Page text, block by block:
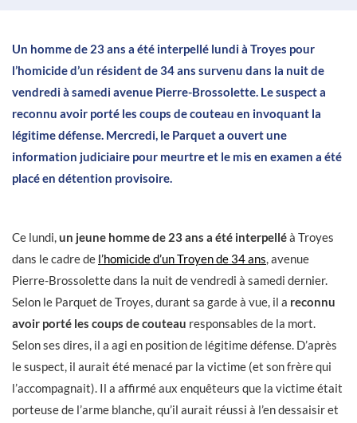
Un homme de 23 ans a été interpellé lundi à Troyes pour
l’homicide d’un résident de 34 ans survenu dans la nuit de
vendredi à samedi avenue Pierre-Brossolette. Le suspect a
reconnu avoir porté les coups de couteau en invoquant la
légitime défense. Mercredi, le Parquet a ouvert une
information judiciaire pour meurtre et le mis en examen a été
placé en détention provisoire.
Ce lundi,un jeune homme de 23 ans a été interpelléà Troyes
dans le cadre de l’homicide d’un Troyen de 34 ans, avenue
Pierre-Brossolette dans la nuit de vendredi à samedi dernier.
Selon le Parquet de Troyes, durant sa garde à vue, il a reconnu
avoir porté les coups de couteau responsables de la mort.
Selon ses dires, il a agi en position de légitime défense. D’après
le suspect, il aurait été menacé par la victime (et son frère qui
l’accompagnait). Il a affirmé aux enquêteurs que la victime était
porteuse de l’arme blanche, qu’il aurait réussi à l’en dessaisir et